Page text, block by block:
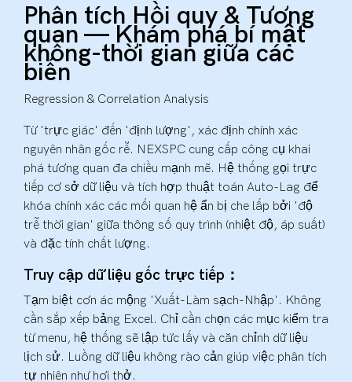
Phân tích Hồi quy & Tương
quan — Khám phá bí mật
không-thời gian giữa các
biến
Regression & Correlation Analysis
Từ 'trực giác' đến 'định lượng', xác định chính xác
nguyên nhân gốc rễ. NEXSPC cung cấp công cụ khai
phá tương quan đa chiều mạnh mẽ. Hệ thống gọi trực
tiếp cơ sở dữ liệu và tích hợp thuật toán Auto-Lag để
khóa chính xác các mối quan hệ ẩn bị che lấp bởi 'độ
trễ thời gian' giữa thông số quy trình (nhiệt độ, áp suất)
và đặc tính chất lượng.
Truy cập dữ liệu gốc trực tiếp：
Tạm biệt cơn ác mộng 'Xuất-Làm sạch-Nhập'. Không
cần sắp xếp bảng Excel. Chỉ cần chọn các mục kiểm tra
từ menu, hệ thống sẽ lập tức lấy và căn chỉnh dữ liệu
lịch sử. Luồng dữ liệu không rào cản giúp việc phân tích
tự nhiên như hơi thở.